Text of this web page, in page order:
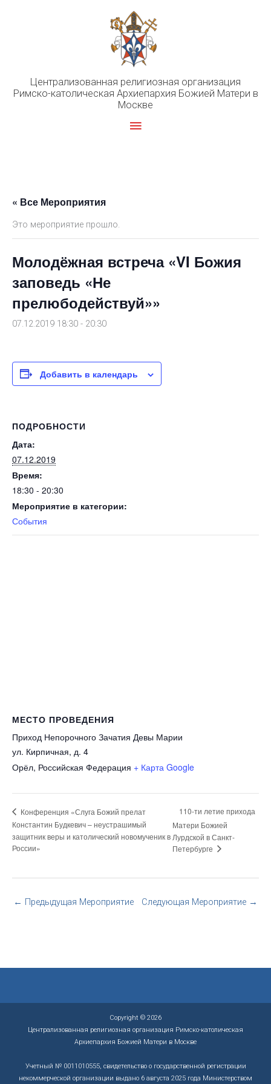
Централизованная религиозная организация
Римско-католическая Архиепархия Божией Матери в
Москве
Главное
« Все Мероприятия
Это мероприятие прошло.
Молодёжная встреча «VI Божия
заповедь «Не
прелюбодействуй»»
07.12.2019 18:30 - 20:30
Добавить в календарь
ПОДРОБНОСТИ
Дата:
07.12.2019
Время:
18:30 - 20:30
Мероприятие в категории:
События
МЕСТО ПРОВЕДЕНИЯ
Приход Непорочного Зачатия Девы Марии
ул. Кирпичная, д. 4
Орёл, Российская Федерация + Карта Google
Конференция «Слуга Божий прелат
Константин Будкевич – неустрашимый
защитник веры и католический новомученик в
России»
110-ти летие прихода
Матери Божией
Лурдской в Санкт-
Петербурге
← Предыдущая Мероприятие Следующая Мероприятие →
Copyright © 2026
Централизованная религиозная организация Римско-католическая
Архиепархия Божией Матери в Москве
Учетный № 0011010555, свидетельство о государственной регистрации
некоммерческой организации выдано 6 августа 2025 года Министерством